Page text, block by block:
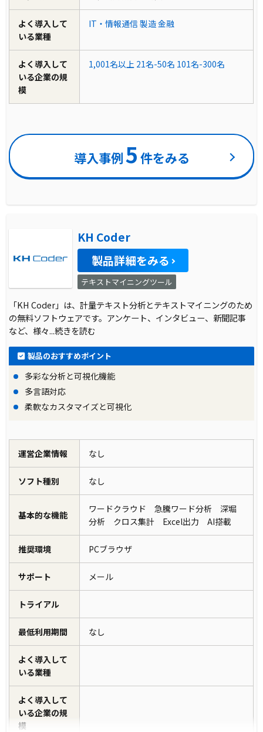
よく導入して
いる業種
IT・情報通信 製造金融
よく導入して
いる企業の規
模
1,001名以上 21名-50名 101名-300名
導入事例5 件をみる
KH Coder
製品詳細をみる
テキストマイニングツール
「KH Coder」は、計量テキスト分析とテキストマイニングのため
の無料ソフトウェアです。アンケート、インタビュー、新聞記事
など、様々...続きを読む
製品のおすすめポイント
多彩な分析と可視化機能
多言語対応
柔軟なカスタマイズと可視化
運営企業情報 なし
ソフト種別 なし
基本的な機能
ワードクラウド 急騰ワード分析 深堀
分析 クロス集計 Excel出力 AI搭載
推奨環境 PCブラウザ
サポート メール
トライアル
最低利用期間 なし
よく導入して
いる業種
よく導入して
いる企業の規
模